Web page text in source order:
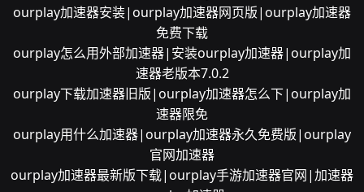
ourplay加速器安装|ourplay加速器网页版|ourplay加速器
免费下载
ourplay怎么用外部加速器|安装ourplay加速器|ourplay加
速器老版本7.0.2
ourplay下载加速器旧版|ourplay加速器怎么下|ourplay加
速器限免
ourplay用什么加速器|ourplay加速器永久免费版|ourplay
官网加速器
ourplay加速器最新版下载|ourplay手游加速器官网|加速器